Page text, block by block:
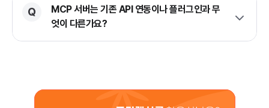
MCP 서버는 기존 API 연동이나 플러그인과 무
엇이 다른가요?